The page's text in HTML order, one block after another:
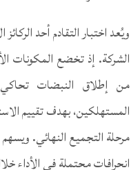
ويُعد اختبار التقادم أحد
الشركة. إذ تخضع المكونات
من إطلاق النبضات
المستهلكين، بهدف تقييم
مرحلة التجميع النهائي.
انحرافات محتملة في الأداء